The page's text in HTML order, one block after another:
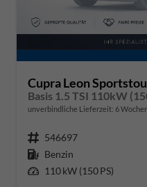
Cupra Leon
unverbindliche Lieferzeit: 6
Fahrzeugnr. 546697
Kraftstoff Benzin
Leistung 110 kW (150 PS)